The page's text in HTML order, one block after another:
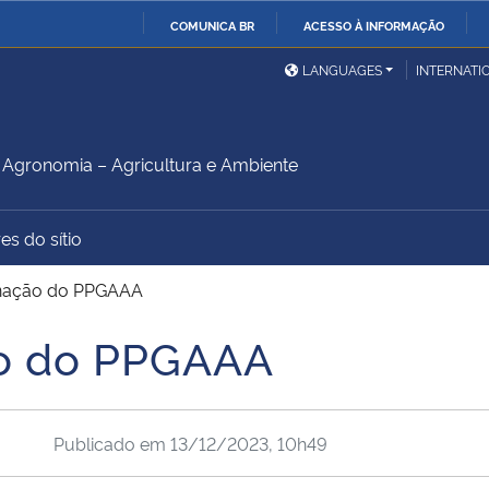
COMUNICA BR ACESSO À INFORMAÇÃO
Ministério da Defesa
Ministério das Relações
Exteriores
Ministério do
Desenvolvimento Regional
Advocacia-Geral da União Banco Central do Brasil
LANGUAGES
– Agricultura e Ambiente
do sítio
do PPGAAA
PPGAAA
Publicado em 13/12/2023, 10h49